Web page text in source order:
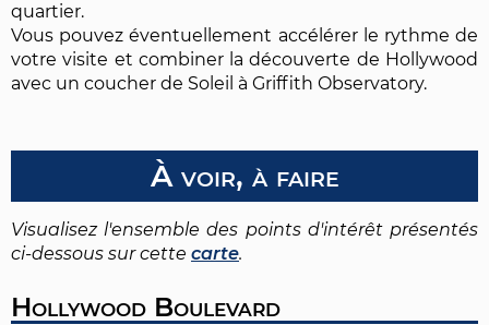
quartier.
Vous pouvez éventuellement accélérer le rythme de
votre visite et combiner la découverte de Hollywood
avec un coucher de Soleil à Griffith Observatory.
À voir, à faire
Visualisez l'ensemble des points d'intérêt présentés
ci-dessous sur cette carte.
Hollywood Boulevard